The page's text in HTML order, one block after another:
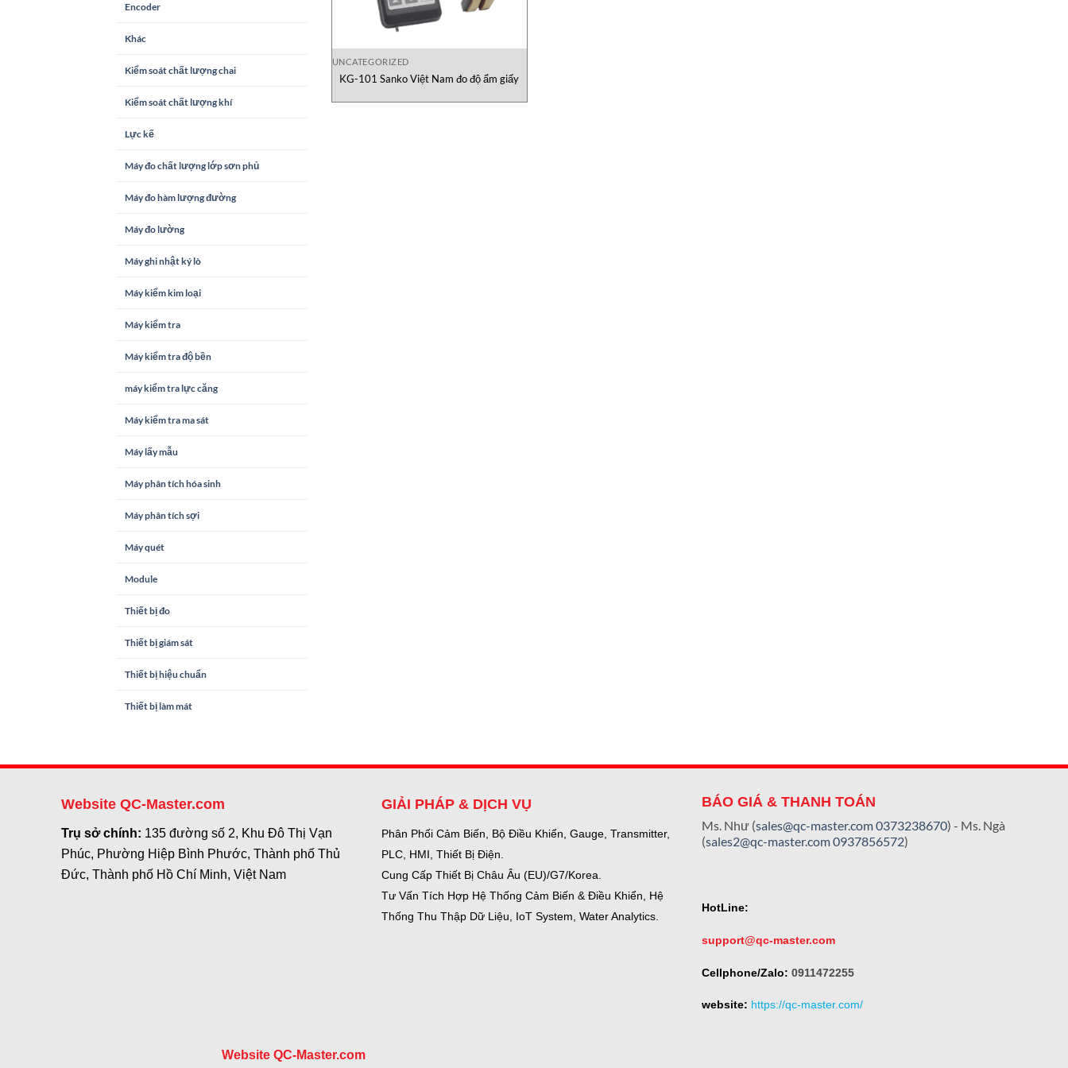
Encoder
Khác
Kiểm soát chất lượng chai
Kiểm soát chất lượng khí
Lực kế
Máy đo chất lượng lớp sơn phủ
Máy đo hàm lượng đường
Máy đo lường
Máy ghi nhật ký lò
Máy kiểm kim loại
Máy kiểm tra
Máy kiểm tra độ bền
máy kiểm tra lực căng
Máy kiểm tra ma sát
Máy lấy mẫu
Máy phân tích hóa sinh
Máy phân tích sợi
Máy quét
Module
Thiết bị đo
Thiết bị giám sát
Thiết bị hiệu chuẩn
Thiết bị làm mát
UNCATEGORIZED
KG-101 Sanko Việt Nam đo độ ẩm giấy
Website QC-Master.com
Trụ sở chính: 135 đường số 2, Khu Đô Thị Vạn
Phúc, Phường Hiệp Bình Phước, Thành phố Thủ
Đức, Thành phố Hồ Chí Minh, Việt Nam
GIẢI PHÁP & DỊCH VỤ
Phân Phối Cảm Biến, Bộ Điều Khiển, Gauge, Transmitter,
PLC, HMI, Thiết Bị Điện.
Cung Cấp Thiết Bị Châu Âu (EU)/G7/Korea.
Tư Vấn Tích Hợp Hệ Thống Cảm Biến & Điều Khiển, Hệ
Thống Thu Thập Dữ Liệu, IoT System, Water Analytics.
BÁO GIÁ & THANH TOÁN
Ms. Như (sales@qc-master.com0373238670) - Ms. Ngà
(sales2@qc-master.com0937856572)
HotLine:
support@qc-master.com
Cellphone/Zalo: 0911472255
website: https://qc-master.com/
Website QC-Master.com